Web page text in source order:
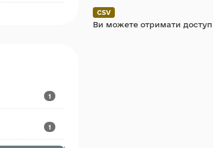
1
1
CSV
Ви можете отримати